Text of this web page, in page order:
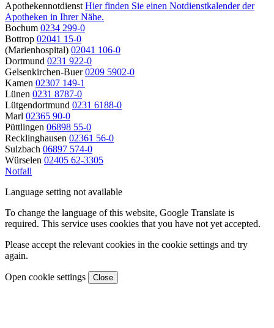
Apothekennotdienst Hier finden Sie einen Notdienstkalender der
Apotheken in Ihrer Nähe.
Bochum 0234 299-0
Bottrop 02041 15-0
(Marienhospital) 02041 106-0
Dortmund 0231 922-0
Gelsenkirchen-Buer 0209 5902-0
Kamen 02307 149-1
Lünen 0231 8787-0
Lütgendortmund 0231 6188-0
Marl 02365 90-0
Püttlingen 06898 55-0
Recklinghausen 02361 56-0
Sulzbach 06897 574-0
Würselen 02405 62-3305
Notfall
Language setting not available
To change the language of this website, Google Translate is
required. This service uses cookies that you have not yet accepted.
Please accept the relevant cookies in the cookie settings and try
again.
Open cookie settings Close